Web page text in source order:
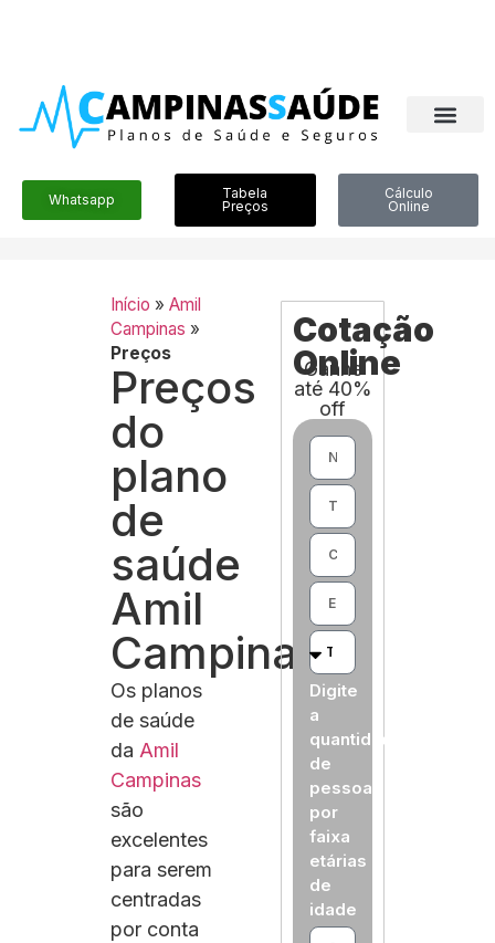
Whatsapp
Tabela
Preços
Cálculo
Online
Início » Amil
Campinas »
Preços
Preços
do
plano
de
saúde
Amil
Campinas
Os planos
de saúde
da Amil
Campinas
são
excelentes
para serem
centradas
por conta
Cotação
Online
Ganhe
até 40%
off
Digite
a
quantidade
de
pessoas
por
faixa
etárias
de
idade